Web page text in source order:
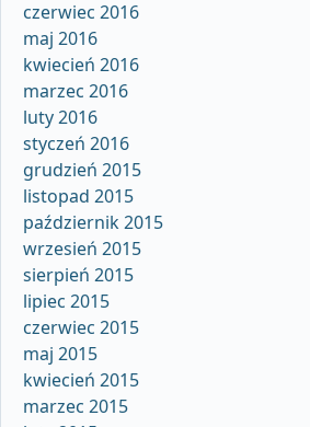
czerwiec 2016
maj 2016
kwiecień 2016
marzec 2016
luty 2016
styczeń 2016
grudzień 2015
listopad 2015
październik 2015
wrzesień 2015
sierpień 2015
lipiec 2015
czerwiec 2015
maj 2015
kwiecień 2015
marzec 2015